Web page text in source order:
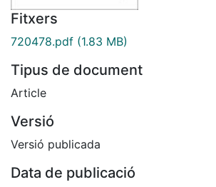
Fitxers
720478.pdf (1.83 MB)
Tipus de document
Article
Versió
Versió publicada
Data de publicació